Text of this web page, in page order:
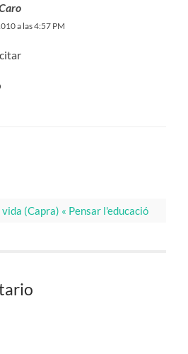
a las 4:57 PM
(Capra) « Pensar l'educació